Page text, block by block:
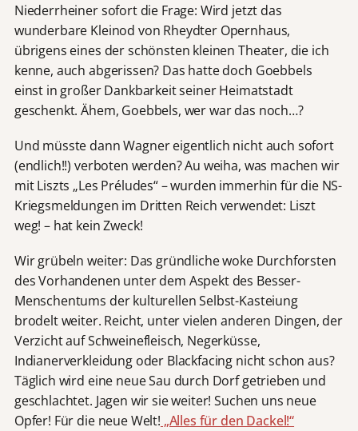
Niederrheiner sofort die Frage: Wird jetzt das
wunderbare Kleinod von Rheydter Opernhaus,
übrigens eines der schönsten kleinen Theater, die ich
kenne, auch abgerissen? Das hatte doch Goebbels
einst in großer Dankbarkeit seiner Heimatstadt
geschenkt. Ähem, Goebbels, wer war das noch…?
Und müsste dann Wagner eigentlich nicht auch sofort
(endlich!!) verboten werden? Au weiha, was machen wir
mit Liszts „Les Préludes“ – wurden immerhin für die NS-
Kriegsmeldungen im Dritten Reich verwendet: Liszt
weg! – hat kein Zweck!
Wir grübeln weiter: Das gründliche woke Durchforsten
des Vorhandenen unter dem Aspekt des Besser-
Menschentums der kulturellen Selbst-Kasteiung
brodelt weiter. Reicht, unter vielen anderen Dingen, der
Verzicht auf Schweinefleisch, Negerküsse,
Indianerverkleidung oder Blackfacing nicht schon aus?
Täglich wird eine neue Sau durch Dorf getrieben und
geschlachtet. Jagen wir sie weiter! Suchen uns neue
Opfer! Für die neue Welt! „Alles für den Dackel!“